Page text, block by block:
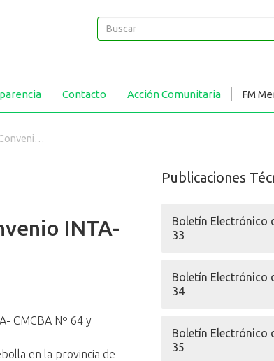
Buscar
Buscar
Contacto Acción Comunitaria FM
64 - Cebolla
INTA-
CMCBA Nº 64 y
en la provincia de
Publicaciones
Boletín Electrónico
33
Boletín Electrónico
34
Boletín Electrónico
35